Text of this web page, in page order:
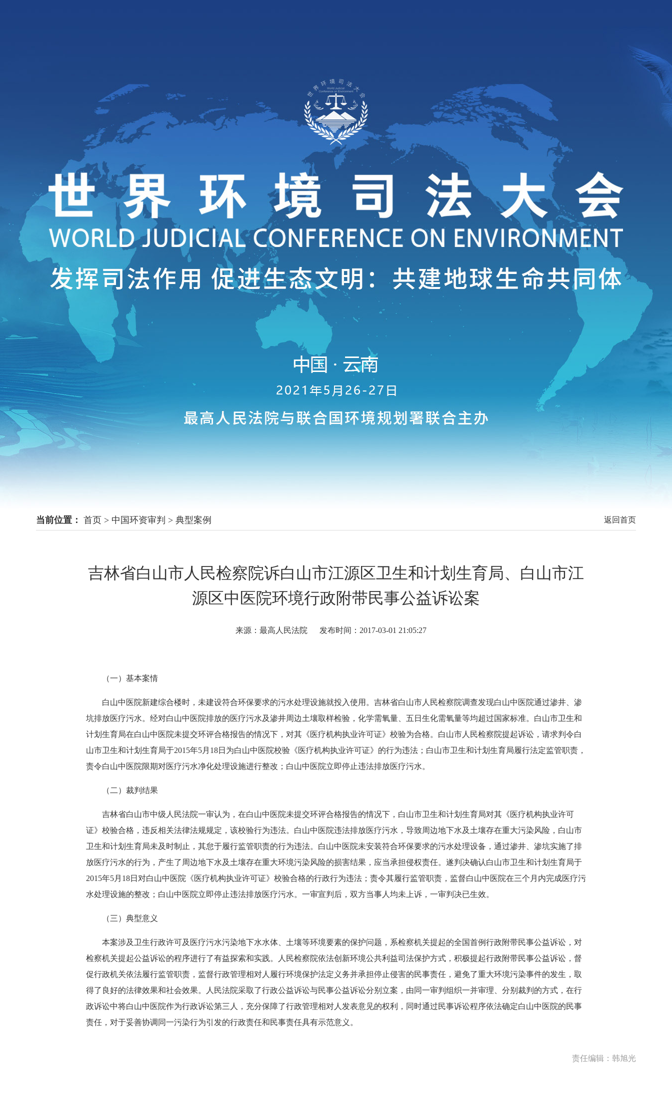
当前位置： 首页 > 中国环资审判 > 典型案例 返回首页
吉林省白山市人民检察院诉白山市江源区卫生和计划生育局、白山市江
源区中医院环境行政附带民事公益诉讼案
来源：最高人民法院 发布时间：2017-03-01 21:05:27
（一）基本案情
白山中医院新建综合楼时，未建设符合环保要求的污水处理设施就投入使用。吉林省白山市人民检察院调查发现白山中医院通过渗井、渗
坑排放医疗污水。经对白山中医院排放的医疗污水及渗井周边土壤取样检验，化学需氧量、五日生化需氧量等均超过国家标准。白山市卫生和
计划生育局在白山中医院未提交环评合格报告的情况下，对其《医疗机构执业许可证》校验为合格。白山市人民检察院提起诉讼，请求判令白
山市卫生和计划生育局于2015年5月18日为白山中医院校验《医疗机构执业许可证》的行为违法；白山市卫生和计划生育局履行法定监管职责，
责令白山中医院限期对医疗污水净化处理设施进行整改；白山中医院立即停止违法排放医疗污水。
（二）裁判结果
吉林省白山市中级人民法院一审认为，在白山中医院未提交环评合格报告的情况下，白山市卫生和计划生育局对其《医疗机构执业许可
证》校验合格，违反相关法律法规规定，该校验行为违法。白山中医院违法排放医疗污水，导致周边地下水及土壤存在重大污染风险，白山市
卫生和计划生育局未及时制止，其怠于履行监管职责的行为违法。白山中医院未安装符合环保要求的污水处理设备，通过渗井、渗坑实施了排
放医疗污水的行为，产生了周边地下水及土壤存在重大环境污染风险的损害结果，应当承担侵权责任。遂判决确认白山市卫生和计划生育局于
2015年5月18日对白山中医院《医疗机构执业许可证》校验合格的行政行为违法；责令其履行监管职责，监督白山中医院在三个月内完成医疗污
水处理设施的整改；白山中医院立即停止违法排放医疗污水。一审宣判后，双方当事人均未上诉，一审判决已生效。
（三）典型意义
本案涉及卫生行政许可及医疗污水污染地下水水体、土壤等环境要素的保护问题，系检察机关提起的全国首例行政附带民事公益诉讼，对
检察机关提起公益诉讼的程序进行了有益探索和实践。人民检察院依法创新环境公共利益司法保护方式，积极提起行政附带民事公益诉讼，督
促行政机关依法履行监管职责，监督行政管理相对人履行环境保护法定义务并承担停止侵害的民事责任，避免了重大环境污染事件的发生，取
得了良好的法律效果和社会效果。人民法院采取了行政公益诉讼与民事公益诉讼分别立案，由同一审判组织一并审理、分别裁判的方式，在行
政诉讼中将白山中医院作为行政诉讼第三人，充分保障了行政管理相对人发表意见的权利，同时通过民事诉讼程序依法确定白山中医院的民事
责任，对于妥善协调同一污染行为引发的行政责任和民事责任具有示范意义。
责任编辑：韩旭光